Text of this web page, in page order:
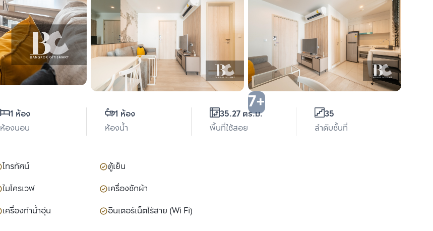
7+
1 ห้อง
ห้องนอน
1 ห้อง
ห้องน้ำ
35.27 ตร.ม.
พื้นที่ใช้สอย
35
ลำดับชั้นที่
โทรทัศน์
ตู้เย็น
ไมโครเวฟ
เครื่องซักผ้า
เครื่องทำน้ำอุ่น
อินเตอร์เน็ตไร้สาย (Wi Fi)